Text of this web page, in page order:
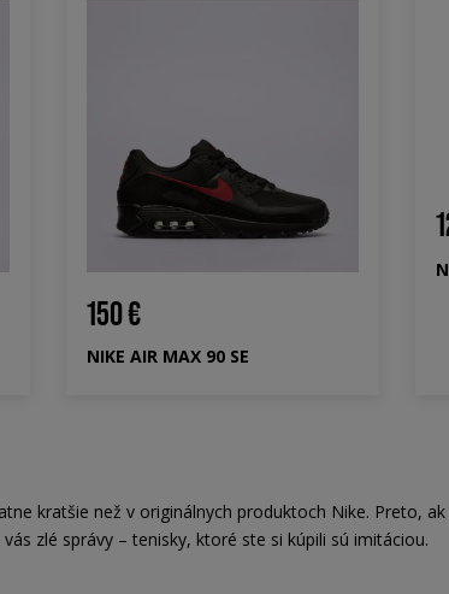
150 €
NIKE AIR MAX 90 SE
kratšie než v originálnych produktoch Nike. Preto,
zlé správy – tenisky, ktoré ste si kúpili sú imitáciou.